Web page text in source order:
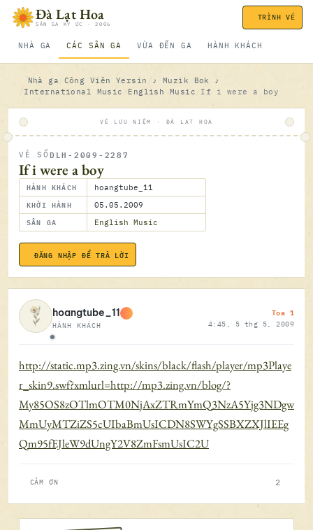
Bỏ qua nội dungĐà Lạt Hoa
SÂN GA KÝ ỨC · 2006
NHÀ GA CÁC SÂN GA VỪA ĐẾN GA HÀNH KHÁCH
TRÌNH VÉ
Nhà ga Công Viên Yersin
♪ Muzik Bok ♪
International Music
English Music If i were a boy
VÉ LƯU NIỆM · ĐÀ LẠT HOA
VÉ SỐ DLH-2009-2287
If i were a boy
HÀNH KHÁCH hoangtube_11
KHỞI HÀNH 05.05.2009
SÂN GA English Music
ĐĂNG NHẬP ĐỂ TRẢ LỜI
Ngoại tuyến
hoangtube_11
HÀNH KHÁCH
Toa 1
4:45, 5 thg 5, 2009
http://static.mp3.zing.vn/skins/black/flash/player/mp3Playe
r_skin9.swf?xmlurl=http://mp3.zing.vn/blog/?
My85OS8zOTlmOTM0NjAxZTRmYmQ3NzA5Yjg3NDgw
MmUyMTZiZS5cUIbaBmUsICDN8SWYgSSBXZXJlIEEg
Qm95fEJleW9dUngY2V8ZmFsmUsIC2U
CẢM ƠN 2